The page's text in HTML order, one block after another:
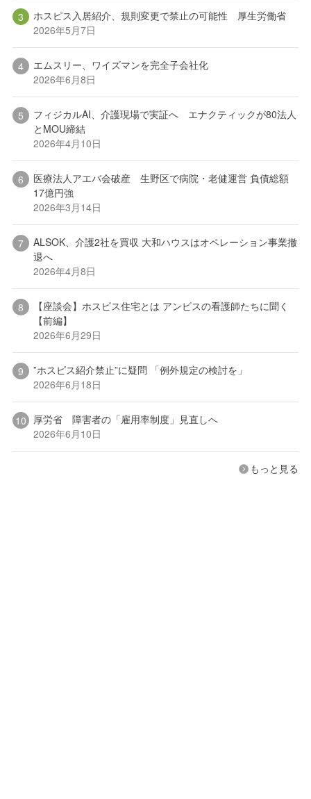
ホスピス入居紹介、規則変更で禁止の可能性 厚生労働省
2026年5月7日
エムスリー、ワイズマンを完全子会社化
2026年6月8日
フィジカルAI、介護現場で実証へ エナクティックが80法人
とMOU締結
2026年4月10日
医療法人アエバ会破産 生野区で病院・老健運営 負債総額
17億円強
2026年3月14日
ALSOK、介護2社を買収 大和ハウスはオペレーション事業撤
退へ
2026年4月8日
【座談会】ホスピス住宅とは アンビスの看護師たちに聞く
【前編】
2026年6月29日
”ホスピス紹介禁止”に疑問 「例外規定の検討を」
2026年6月18日
厚労省 障害者の「雇用率制度」見直しへ
2026年6月10日
もっと見る